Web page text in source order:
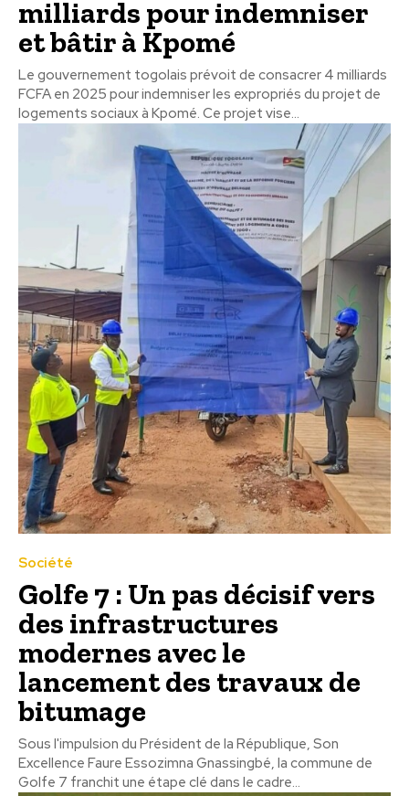
milliards pour indemniser
et bâtir à Kpomé
Le gouvernement togolais prévoit de consacrer 4 milliards
FCFA en 2025 pour indemniser les expropriés du projet de
logements sociaux à Kpomé. Ce projet vise...
Société
Golfe 7 : Un pas décisif vers
des infrastructures
modernes avec le
lancement des travaux de
bitumage
Sous l'impulsion du Président de la République, Son
Excellence Faure Essozimna Gnassingbé, la commune de
Golfe 7 franchit une étape clé dans le cadre...